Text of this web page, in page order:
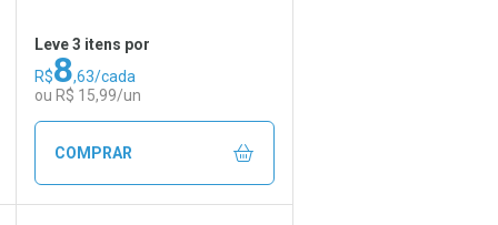
Ativar Desconto
Comprar sem Desconto
Comprar sem Desconto
Leve 3 itens por
R$8,63/cada
ou R$ 15,99/un
COMPRAR